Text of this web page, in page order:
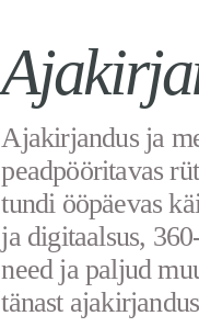
Ajakirjandus ja
peadpööritavas
tundi ööpäevas
ja digitaalsus,
need ja paljud
tänast